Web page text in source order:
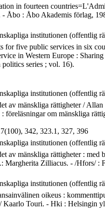
in fourteen
- Åbo : Åbo Akademis förlag,
institutionen (offentlig
for five public services in six
in Western Europe :
politics series ; vol. 16).
institutionen (offentlig
av mänskliga rättigheter / Allan
föreläsningar om mänskliga
342, 323.1, 327, 396
institutionen (offentlig
av mänskliga rättigheter : med
Margherita Zilliacus. - /Hfors/ :
institutionen (offentlig
oikeus :
Kaarlo Touri. - Hki : Helsingin